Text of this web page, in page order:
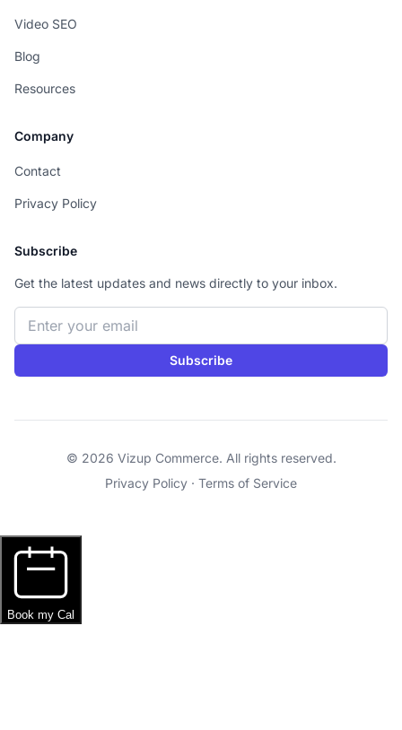
Video SEO
Blog
Resources
Company
Contact
Privacy Policy
Subscribe
Get the latest updates and news directly to your inbox.
Email address
Subscribe
© 2026 Vizup Commerce. All rights reserved.
Privacy Policy · Terms of Service